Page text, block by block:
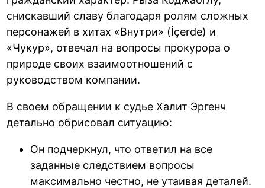
снискавший славу благодаря ролям сложных
персонажей в хитах «Внутри» (İçerde) и
«Чукур», отвечал на вопросы прокурора о
природе своих взаимоотношений с
руководством компании.
В своем обращении к судье Халит Эргенч
детально обрисовал ситуацию:
Он подчеркнул, что ответил на все
заданные следствием вопросы
максимально честно, не утаивая деталей.